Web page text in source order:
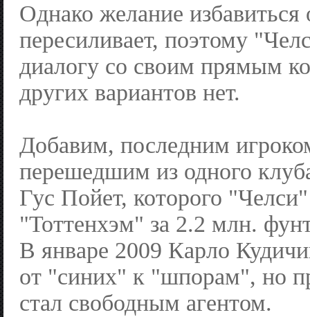
Однако желание избавиться
пересиливает, поэтому
диалогу со своим прямым
других вариантов нет.
Добавим, последним
перешедшим из одного
Гус Пойет, которого
"Тоттенхэм" за 2.2 млн.
В январе 2009 Карло
от "синих" к "шпорам", но
стал свободным агентом.